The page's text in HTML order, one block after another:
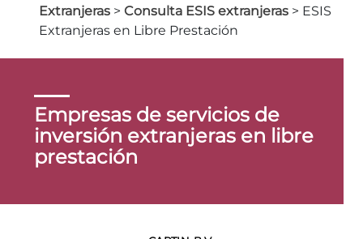
Extranjeras > Consulta ESIS extranjeras > ESIS
Extranjeras en Libre Prestación
Empresas de servicios de
inversión extranjeras en libre
prestación